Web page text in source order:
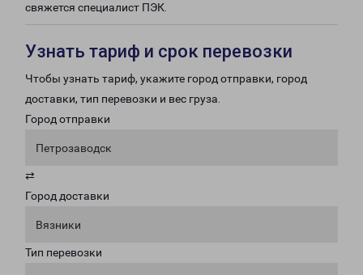
свяжется специалист ПЭК.
Узнать тариф и срок перевозки
Чтобы узнать тариф, укажите город отправки, город
доставки, тип перевозки и вес груза.
Город отправки
Петрозаводск
⇄
Город доставки
Вязники
Тип перевозки